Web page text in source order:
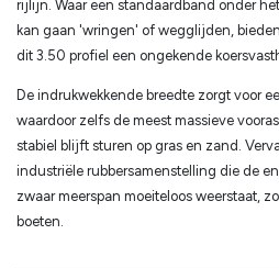
rijlijn. Waar een standaardband onder
kan gaan 'wringen' of wegglijden,
dit 3.50 profiel een ongekende
De indrukwekkende breedte zorgt voor
waardoor zelfs de meest massieve
stabiel blijft sturen op gras en zand.
industriële rubbersamenstelling die de
zwaar meerspan moeiteloos weerstaat,
boeten.